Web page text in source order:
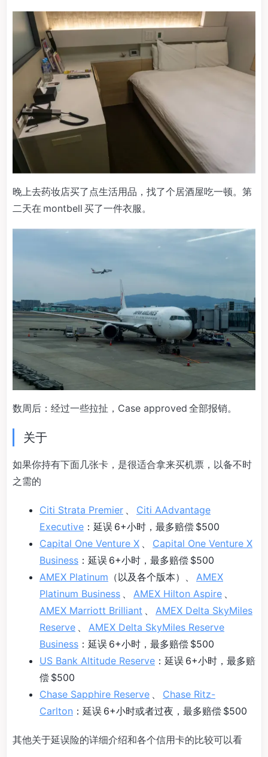
晚上去药妆店买了点生活用品，找了个居酒屋吃一顿。第
二天在 montbell 买了一件衣服。
数周后：经过一些拉扯，Case approved 全部报销。
关于
如果你持有下面几张卡，是很适合拿来买机票，以备不时
之需的
Citi Strata Premier 、 Citi AAdvantage
Executive ：延误 6+小时，最多赔偿 $500
Capital One Venture X 、 Capital One Venture X
Business ：延误 6+小时，最多赔偿 $500
AMEX Platinum （以及各个版本）、 AMEX
Platinum Business 、 AMEX Hilton Aspire 、
AMEX Marriott Brilliant 、 AMEX Delta SkyMiles
Reserve 、 AMEX Delta SkyMiles Reserve
Business ：延误 6+小时，最多赔偿 $500
US Bank Altitude Reserve ：延误 6+小时，最多赔
偿 $500
Chase Sapphire Reserve 、 Chase Ritz-
Carlton ：延误 6+小时或者过夜，最多赔偿 $500
其他关于延误险的详细介绍和各个信用卡的比较可以看